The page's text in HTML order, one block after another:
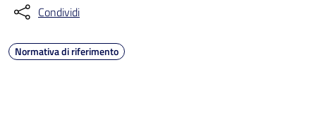
Condividi
Normativa di riferimento